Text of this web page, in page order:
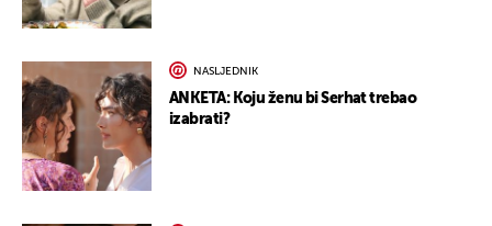
NASLJEDNIK
ANKETA: Koju ženu bi Serhat trebao
izabrati?